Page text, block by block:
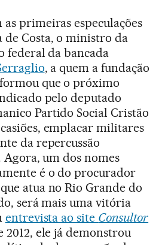
primeiras especulações
de Costa, o ministro da
federal da bancada
, a quem a fundação
que o próximo
pelo deputado
Partido Social Cristão
emplacar militares
da repercussão
um dos nomes
é o do procurador
atua no Rio Grande do
será mais uma vitória
entrevista ao site Consultor
2012, ele já demonstrou